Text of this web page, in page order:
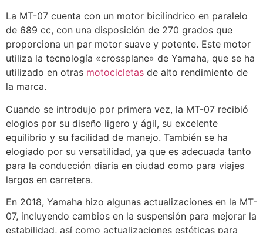
La MT-07 cuenta con un motor bicilíndrico en paralelo
de 689 cc, con una disposición de 270 grados que
proporciona un par motor suave y potente. Este motor
utiliza la tecnología «crossplane» de Yamaha, que se ha
utilizado en otras motocicletas de alto rendimiento de
la marca.
Cuando se introdujo por primera vez, la MT-07 recibió
elogios por su diseño ligero y ágil, su excelente
equilibrio y su facilidad de manejo. También se ha
elogiado por su versatilidad, ya que es adecuada tanto
para la conducción diaria en ciudad como para viajes
largos en carretera.
En 2018, Yamaha hizo algunas actualizaciones en la MT-
07, incluyendo cambios en la suspensión para mejorar la
estabilidad, así como actualizaciones estéticas para